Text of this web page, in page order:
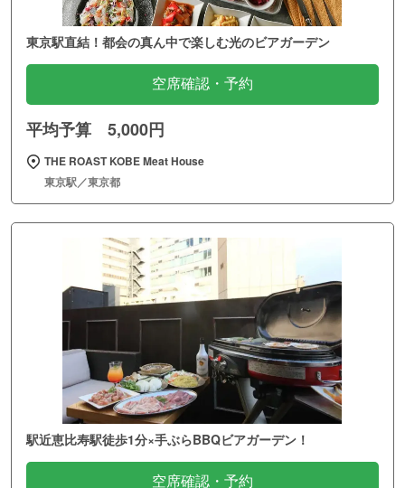
東京駅直結！都会の真ん中で楽しむ光のビアガーデン
空席確認・予約
平均予算 5,000円
THE ROAST KOBE Meat House
東京駅／東京都
駅近恵比寿駅徒歩1分×手ぶらBBQビアガーデン！
空席確認・予約